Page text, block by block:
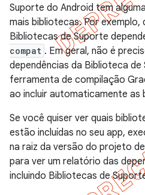
Suporte do Android tem
mais bibliotecas. Por exemplo,
Bibliotecas de Suporte
compat . Em geral, não é
dependências da Biblioteca de
ferramenta de compilação
ao incluir automaticamente as
Se você quiser ver quais
estão incluídas no seu app,
na raiz da versão do projeto
para ver um relatório das
incluindo Bibliotecas de